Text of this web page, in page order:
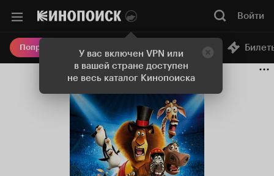
У вас включен VPN или
в вашей стране доступен
не весь каталог Кинопоиска
Войти
Попробовать Плюс Онлайн-кинотеатр